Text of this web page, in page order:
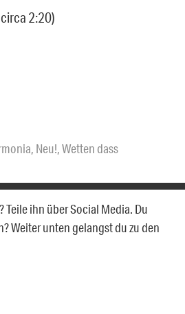
2:20)
, Neu!,Wetten dass
Teile ihn über Social Media. Du
Weiter unten gelangst du zu den